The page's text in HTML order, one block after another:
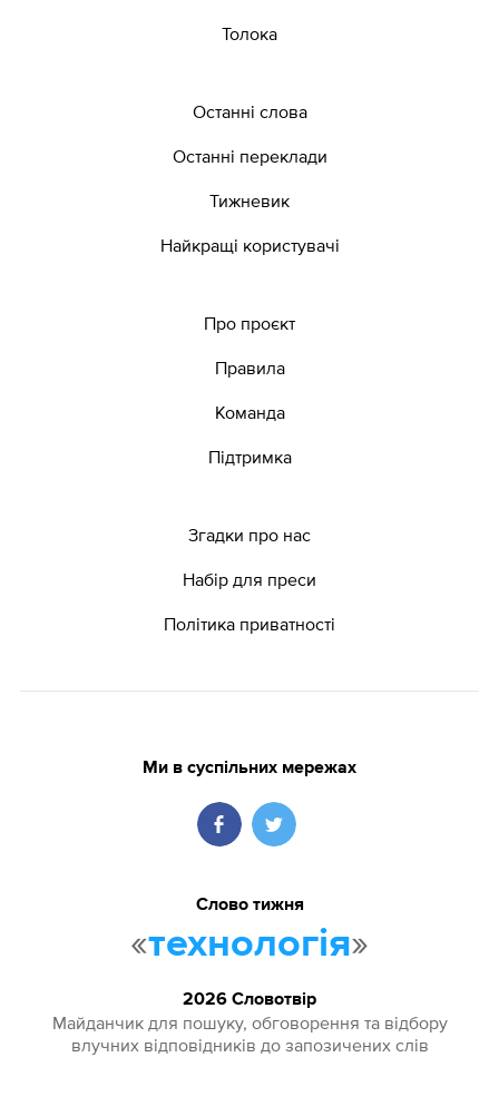
Толока
Останні слова
Останні переклади
Тижневик
Найкращі користувачі
Про проєкт
Правила
Команда
Підтримка
Згадки про нас
Набір для преси
Політика приватності
Ми в суспільних мережах
Слово тижня
«технологія»
2026 Словотвір
Майданчик для пошуку, обговорення та відбору
влучних відповідників до запозичених слів